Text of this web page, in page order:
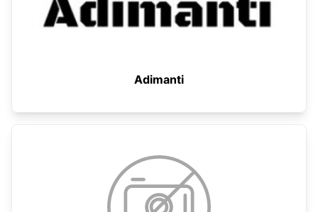
Adimanti